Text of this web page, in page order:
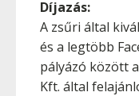
Díjazás:
A zsűri által
és a legtöbb
pályázó között
Kft. által